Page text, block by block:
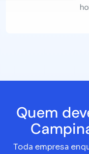
Quem
Toda empresa